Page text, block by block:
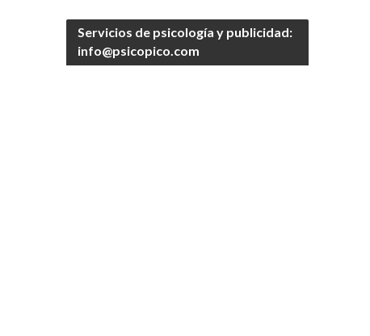
Servicios de psicología y publicidad:
info@psicopico.com